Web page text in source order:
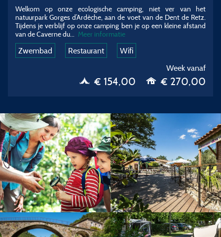
Welkom op onze ecologische camping, niet ver van het
natuurpark Gorges d’Ardèche, aan de voet van de Dent de Retz.
Tijdens je verblijf op onze camping ben je op een kleine afstand
van de Caverne du
Meer informatie
Zwembad Restaurant
Wifi
Week vanaf
€ 154,00 € 270,00